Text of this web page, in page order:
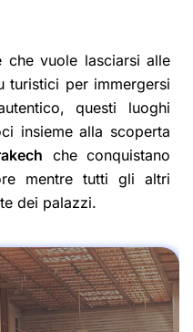
vuole lasciarsi alle
turistici per immergersi
questi luoghi
insieme alla scoperta
che conquistano
mentre tutti gli altri
dei palazzi.